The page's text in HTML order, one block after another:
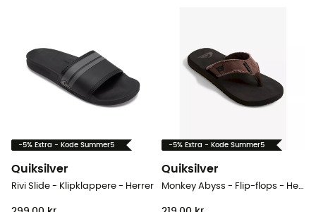
-5% Extra - Kode Summer5
Quiksilver
Rivi Slide - Klipklappere - Herrer
-5% Extra - Kode Summer5
Quiksilver
Monkey Abyss - Flip-flops - Herrer